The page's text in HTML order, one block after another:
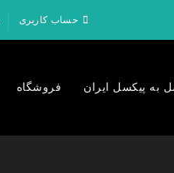
حساب کاربری
به پیکسل ایران فروشگاه